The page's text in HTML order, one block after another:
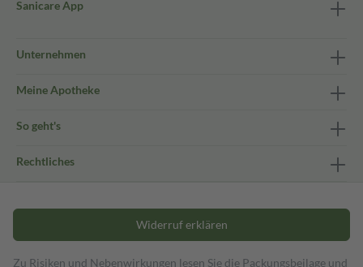
Sanicare App
Unternehmen
Meine Apotheke
So geht's
Rechtliches
Widerruf erklären
Zu Risiken und Nebenwirkungen lesen Sie die Packungsbeilage und